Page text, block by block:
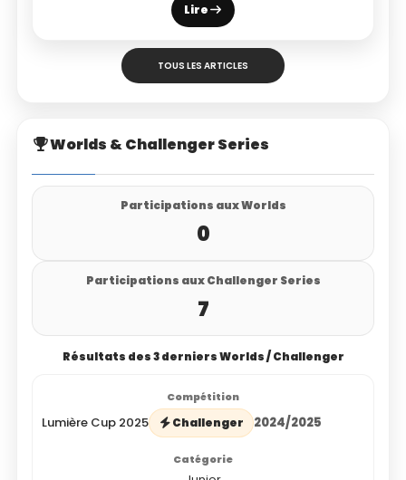
Lire
TOUS LES ARTICLES
Worlds & Challenger Series
Participations aux Worlds
0
Participations aux Challenger Series
7
Résultats des 3 derniers Worlds / Challenger
Lumière Cup 2025 Challenger 2024/2025